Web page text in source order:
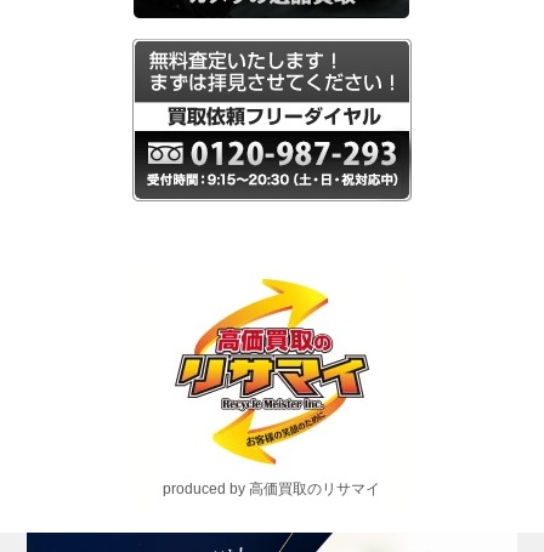
produced by 高価買取のリサマイ